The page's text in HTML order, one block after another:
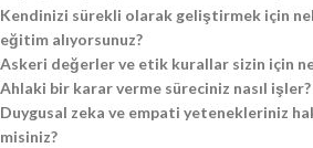
Kendinizi sürekli olarak geliştirmek için
eğitim alıyorsunuz?
Askeri değerler ve etik kurallar sizin için
Ahlaki bir karar verme süreciniz nasıl işler?
Duygusal zeka ve empati yetenekleriniz
misiniz?